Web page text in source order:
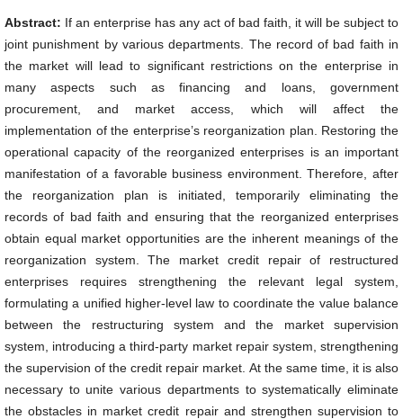
Abstract: If an enterprise has any act of bad faith, it will be subject to
joint punishment by various departments. The record of bad faith in
the market will lead to significant restrictions on the enterprise in
many aspects such as financing and loans, government
procurement, and market access, which will affect the
implementation of the enterprise’s reorganization plan. Restoring the
operational capacity of the reorganized enterprises is an important
manifestation of a favorable business environment. Therefore, after
the reorganization plan is initiated, temporarily eliminating the
records of bad faith and ensuring that the reorganized enterprises
obtain equal market opportunities are the inherent meanings of the
reorganization system. The market credit repair of restructured
enterprises requires strengthening the relevant legal system,
formulating a unified higher-level law to coordinate the value balance
between the restructuring system and the market supervision
system, introducing a third-party market repair system, strengthening
the supervision of the credit repair market. At the same time, it is also
necessary to unite various departments to systematically eliminate
the obstacles in market credit repair and strengthen supervision to